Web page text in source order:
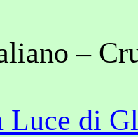
–
Luce di